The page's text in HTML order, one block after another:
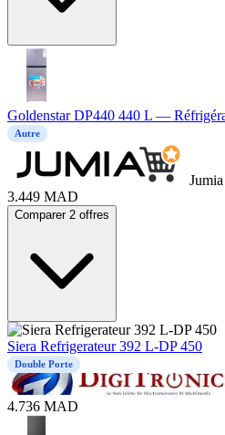
Goldenstar DP440 440 L —
Autre
Jumia
3.449 MAD
Comparer 2 offres
Siera Refrigerateur 392 L-DP 450
Double Porte
4.736 MAD